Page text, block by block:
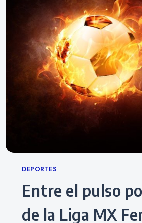
Categories
DEPORTES
Entre el pulso por la cima
de la Liga MX